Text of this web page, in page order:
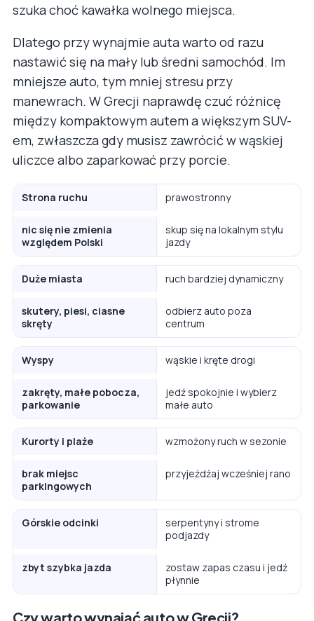
szuka choć kawałka wolnego miejsca.
Dlatego przy wynajmie auta warto od razu
nastawić się na mały lub średni samochód. Im
mniejsze auto, tym mniej stresu przy
manewrach. W Grecji naprawdę czuć różnicę
między kompaktowym autem a większym SUV-
em, zwłaszcza gdy musisz zawrócić w wąskiej
uliczce albo zaparkować przy porcie.
Strona ruchu prawostronny
nic się nie zmienia
względem Polski
skup się na lokalnym stylu
jazdy
Duże miasta ruch bardziej dynamiczny
skutery, piesi, ciasne
skręty
odbierz auto poza
centrum
Wyspy wąskie i kręte drogi
zakręty, małe pobocza,
parkowanie
jedź spokojnie i wybierz
małe auto
Kurorty i plaże wzmożony ruch w sezonie
brak miejsc
parkingowych
przyjeżdżaj wcześniej rano
Górskie odcinki
serpentyny i strome
podjazdy
zbyt szybka jazda
zostaw zapas czasu i jedź
płynnie
Czy warto wynająć auto w Grecji?